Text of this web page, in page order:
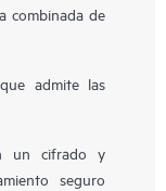
combinada de
admite las
un cifrado y
seguro